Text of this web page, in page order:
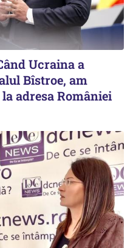
Ucraina a
Bîstroe, am
adresa României